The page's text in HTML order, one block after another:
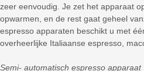
zeer eenvoudig. Je zet het apparaat
opwarmen, en de rest gaat geheel
espresso apparaten beschikt u met
overheerlijke Italiaanse espresso,
Semi- automatisch espresso apparaat